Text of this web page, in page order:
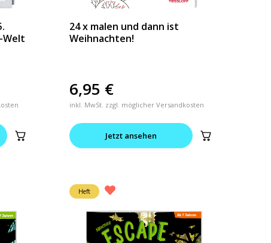
Welt
24 x malen und dann ist
Weihnachten!
6,95 €
inkl. MwSt. zzgl. möglicher Versandkosten
Jetzt ansehen
Heft